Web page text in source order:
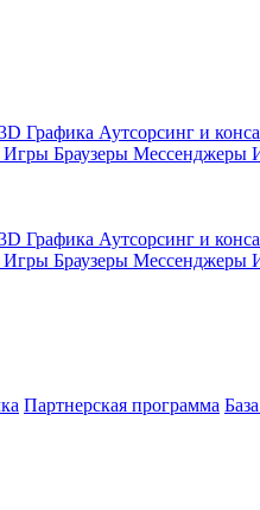
Графика Аутсорсинг и
Игры Браузеры Мессенджеры
Графика Аутсорсинг и
Игры Браузеры Мессенджеры
Партнерская программа